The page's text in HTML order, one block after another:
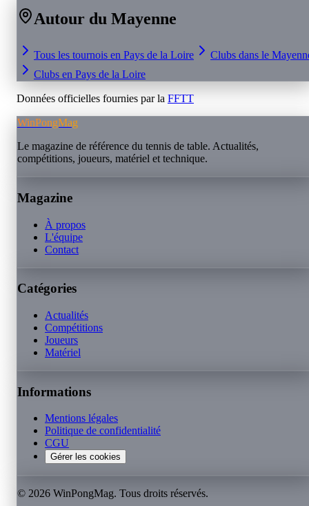
Autour du Mayenne
Tous les tournois en Pays de la Loire Clubs dans le
Clubs en Pays de la Loire
Données officielles fournies par la FFTT
WinPongMag
Le magazine de référence du tennis de table. Actualités,
compétitions, joueurs, matériel et technique.
Magazine
À propos
L'équipe
Contact
Catégories
Actualités
Compétitions
Joueurs
Matériel
Informations
Mentions légales
Politique de confidentialité
CGU
Gérer les cookies
© 2026 WinPongMag. Tous droits réservés.